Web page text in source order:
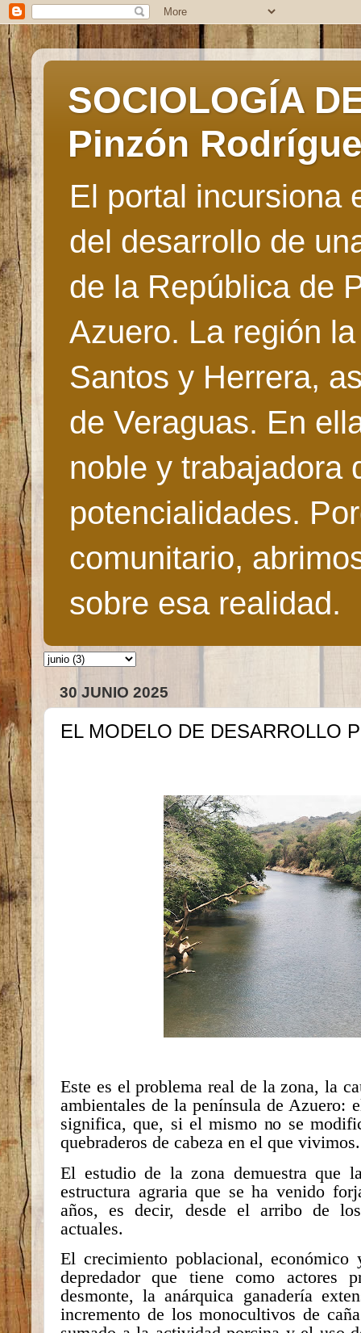
SOCIOLOGÍA
Pinzón
El portal incursiona
del desarrollo de
de la República de
Azuero. La región
Santos y Herrera,
de Veraguas. En
noble y trabajadora
potencialidades.
comunitario,
sobre esa realidad.
30 JUNIO 2025
EL MODELO DE DESARROLLO
Este es el problema real de la zona, la
ambientales de la península de Azuero:
significa, que, si el mismo no se
quebraderos de cabeza en el que vivimos.
El estudio de la zona demuestra que
estructura agraria que se ha venido
años, es decir, desde el arribo de
actuales.
El crecimiento poblacional,
depredador que tiene como actores
desmonte, la anárquica ganadería
incremento de los monocultivos de